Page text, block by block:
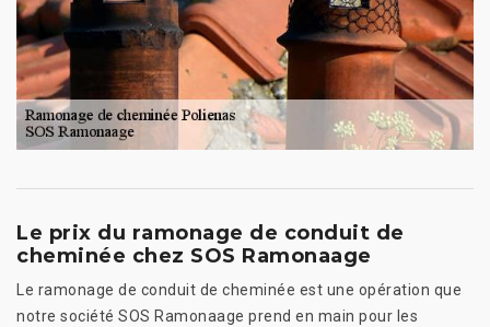
Le prix du ramonage de conduit de
cheminée chez SOS Ramonaage
Le ramonage de conduit de cheminée est une opération que
notre société SOS Ramonaage prend en main pour les